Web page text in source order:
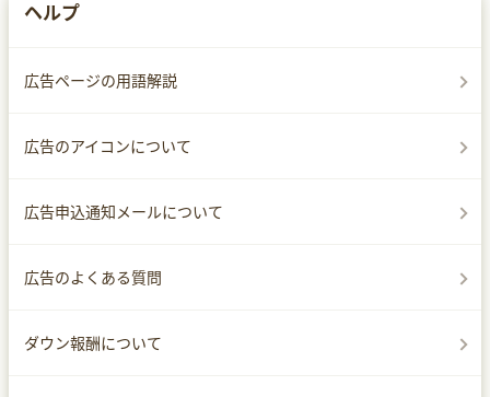
ヘルプ
広告ページの用語解説
広告のアイコンについて
広告申込通知メールについて
広告のよくある質問
ダウン報酬について